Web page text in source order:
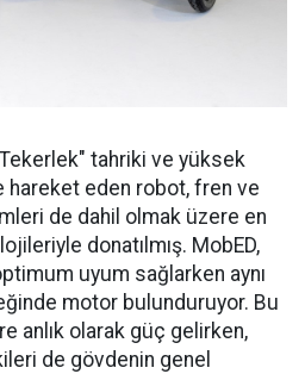
tahriki ve yüksek
eden robot, fren ve
de dahil olmak üzere en
donatılmış. MobED,
uyum sağlarken aynı
motor bulunduruyor. Bu
anlık olarak güç gelirken,
de gövdenin genel